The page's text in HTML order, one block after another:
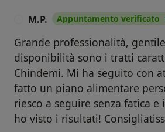
M.P. Appuntamento verificato
Grande professionalità,
disponibilità sono i tratti
Chindemi. Mi ha seguito con
fatto un piano alimentare
riesco a seguire senza fatica
ho visto i risultati!